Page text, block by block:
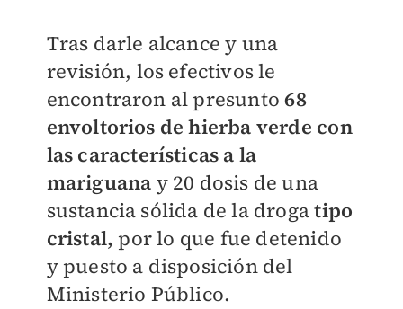
Tras darle alcance y una
revisión, los efectivos le
encontraron al presunto 68
envoltorios de hierba verde con
las características a la
mariguana y 20 dosis de una
sustancia sólida de la drogatipo
cristal, por lo que fue detenido
y puesto a disposición del
Ministerio Público.